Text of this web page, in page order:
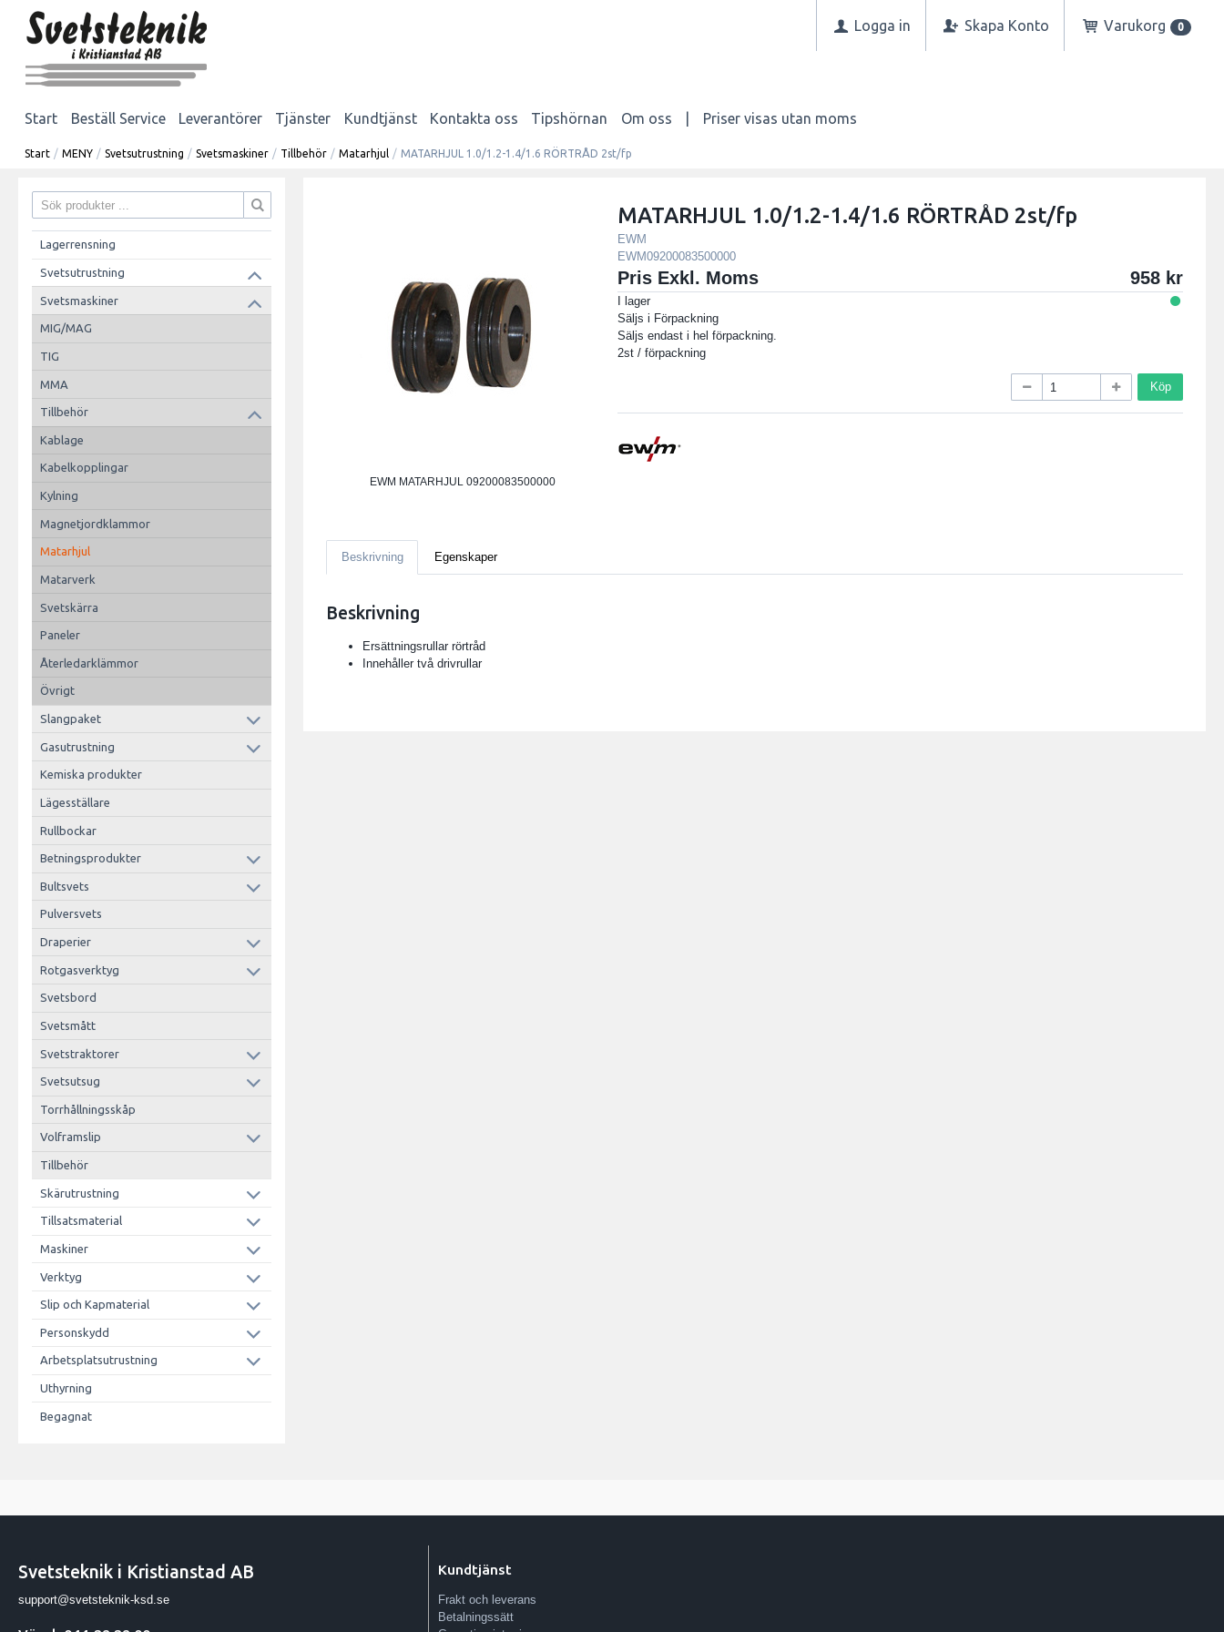
Logga in Skapa Konto Varukorg 0
Start Beställ Service Leverantörer Tjänster Kundtjänst Kontakta oss Tipshörnan Om oss Priser visas utan moms
Start / MENY / Svetsutrustning / Svetsmaskiner / Tillbehör / Matarhjul / MATARHJUL 1.0/1.2-1.4/1.6 RÖRTRÅD 2st/fp
Lagerrensning
Svetsutrustning
Svetsmaskiner
MIG/MAG
TIG
MMA
Tillbehör
Kablage
Kabelkopplingar
Kylning
Magnetjordklammor
Matarhjul
Matarverk
Svetskärra
Paneler
Återledarklämmor
Övrigt
Slangpaket
Gasutrustning
Kemiska produkter
Lägesställare
Rullbockar
Betningsprodukter
Bultsvets
Pulversvets
Draperier
Rotgasverktyg
Svetsbord
Svetsmått
Svetstraktorer
Svetsutsug
Torrhållningsskåp
Volframslip
Tillbehör
Skärutrustning
Tillsatsmaterial
Maskiner
Verktyg
Slip och Kapmaterial
Personskydd
Arbetsplatsutrustning
Uthyrning
Begagnat
EWM MATARHJUL 09200083500000
MATARHJUL 1.0/1.2-1.4/1.6 RÖRTRÅD 2st/fp
EWM
EWM09200083500000
Pris Exkl. Moms 958
I lager
Säljs i Förpackning
Säljs endast i hel förpackning.
2st / förpackning
Köp
Beskrivning Egenskaper
Beskrivning
Ersättningsrullar rörtråd
Innehåller två drivrullar
Svetsteknik i Kristianstad AB
support@svetsteknik-ksd.se
Kundtjänst
Frakt och leverans
Betalningssätt